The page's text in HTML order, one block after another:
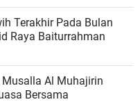
Terakhir Pada Bulan
Raya Baiturrahman
Al Muhajirin
Bersama